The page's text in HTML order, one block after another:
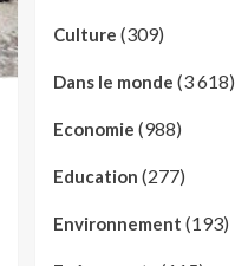
Culture (309)
Dans le monde (3 618)
Economie (988)
Education (277)
Environnement (193)